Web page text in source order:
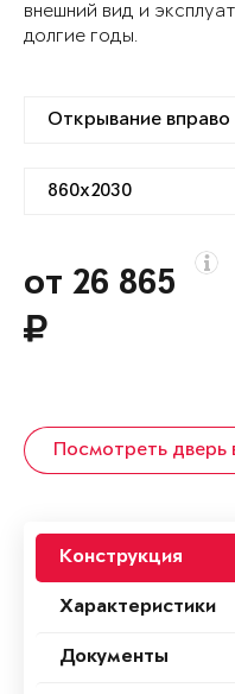
внешний вид и
долгие годы.
от 26 865
Посмотреть дверь
Конструкция
Характеристики
Документы